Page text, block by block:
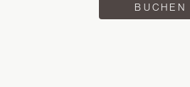
BUCHEN